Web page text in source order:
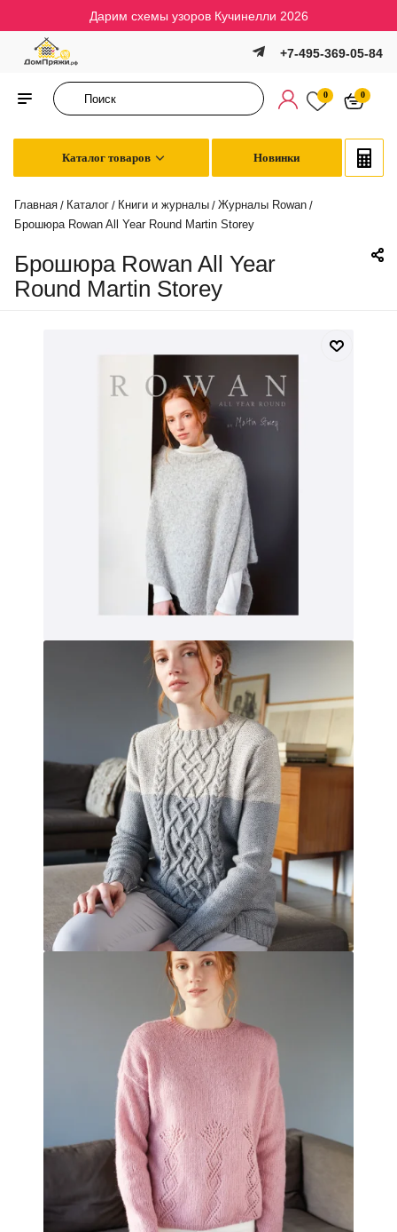
Дарим схемы узоров Кучинелли 2026
+7-495-369-05-84
0 0
Каталог товаров Новинки
Главная / Каталог / Книги и журналы / Журналы Rowan /
Брошюра Rowan All Year Round Martin Storey
Брошюра Rowan All Year
Round Martin Storey